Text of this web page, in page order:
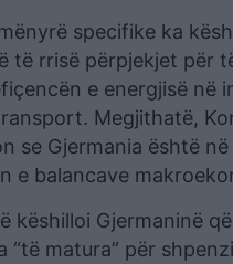
specifike ka
të rrisë përpjekjet për
e energjisë në
Megjithatë,
se Gjermania është
e balancave
këshilloi Gjermaninë
“të matura” për